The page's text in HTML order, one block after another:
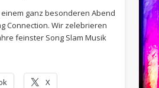
ganz besonderen Abend
Connection. Wir zelebrieren
feinster Song Slam Musik
X